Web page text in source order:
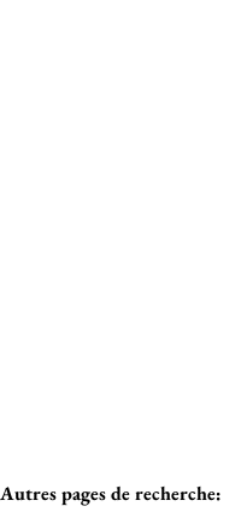
Autres pages de recherche: